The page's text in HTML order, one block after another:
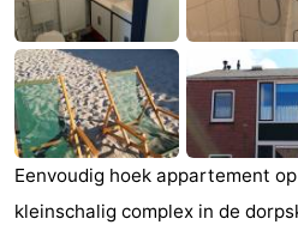
Last
minutes
Strand
Zien
&
Bezienswaardigheden
Eenvoudig hoek appartement
kleinschalig complex in de